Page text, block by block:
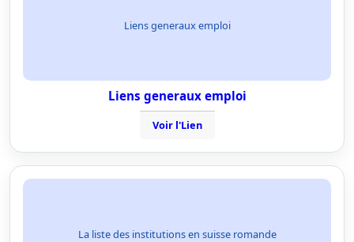
Liens generaux emploi
Liens generaux emploi
Voir l'Lien
La liste des institutions en suisse romande